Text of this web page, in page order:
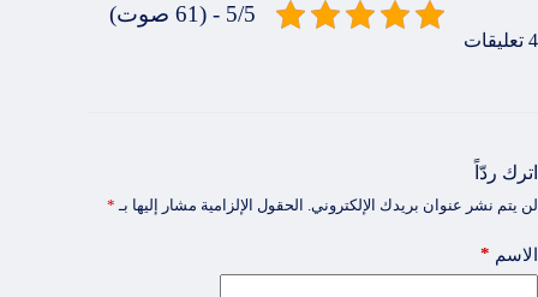
5/5 - (61 صوت)
4 تعليقات
اترك ردّاً
لن يتم نشر عنوان بريدك الإلكتروني. الحقول الإلزامية مشار إليها بـ *
الاسم *